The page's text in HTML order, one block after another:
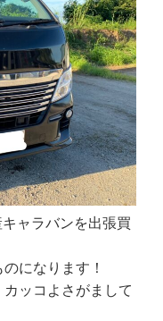
ャラバンを出張買
になります！
ッコよさがまして